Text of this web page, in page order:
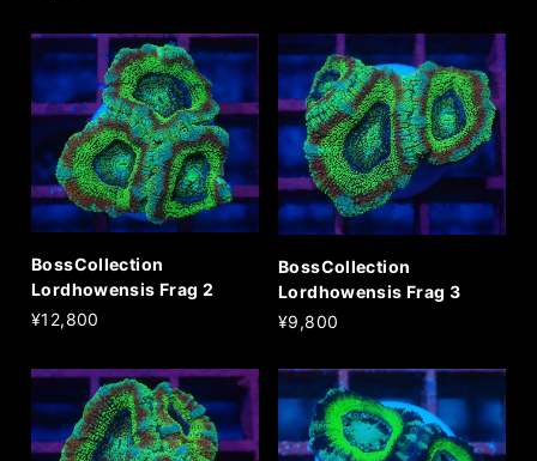
BossCollection
Lordhowensis Frag 2
¥12,800
BossCollection
Lordhowensis Frag 3
¥9,800